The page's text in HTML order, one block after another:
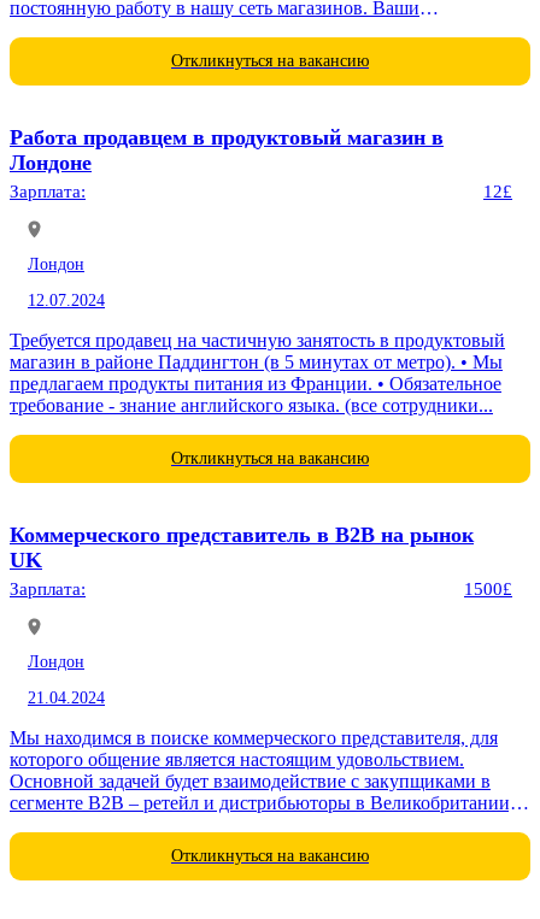
постоянную работу в нашу сеть магазинов. Ваши
агрегаторами (UberEats, Deliveroo) и...
Откликнуться на вакансию
Работа продавцем в продуктовый магазин в
Лондоне
Зарплата: 12£
Лондон
12.07.2024
Требуется продавец на частичную занятость в продуктовый
магазин в районе Паддингтон (в 5 минутах от метро). • Мы
предлагаем продукты питания из Франции. • Обязательное
требование - знание английского языка. (все сотрудники...
Откликнуться на вакансию
Коммерческого представитель в B2B на рынок
UK
Зарплата: 1500£
Лондон
21.04.2024
Мы находимся в поиске коммерческого представителя, для
которого общение является настоящим удовольствием.
Основной задачей будет взаимодействие с закупщиками в
сегменте B2B – ретейл и дистрибьюторы в Великобритании, с
Откликнуться на вакансию